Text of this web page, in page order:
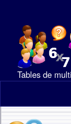
Tables de